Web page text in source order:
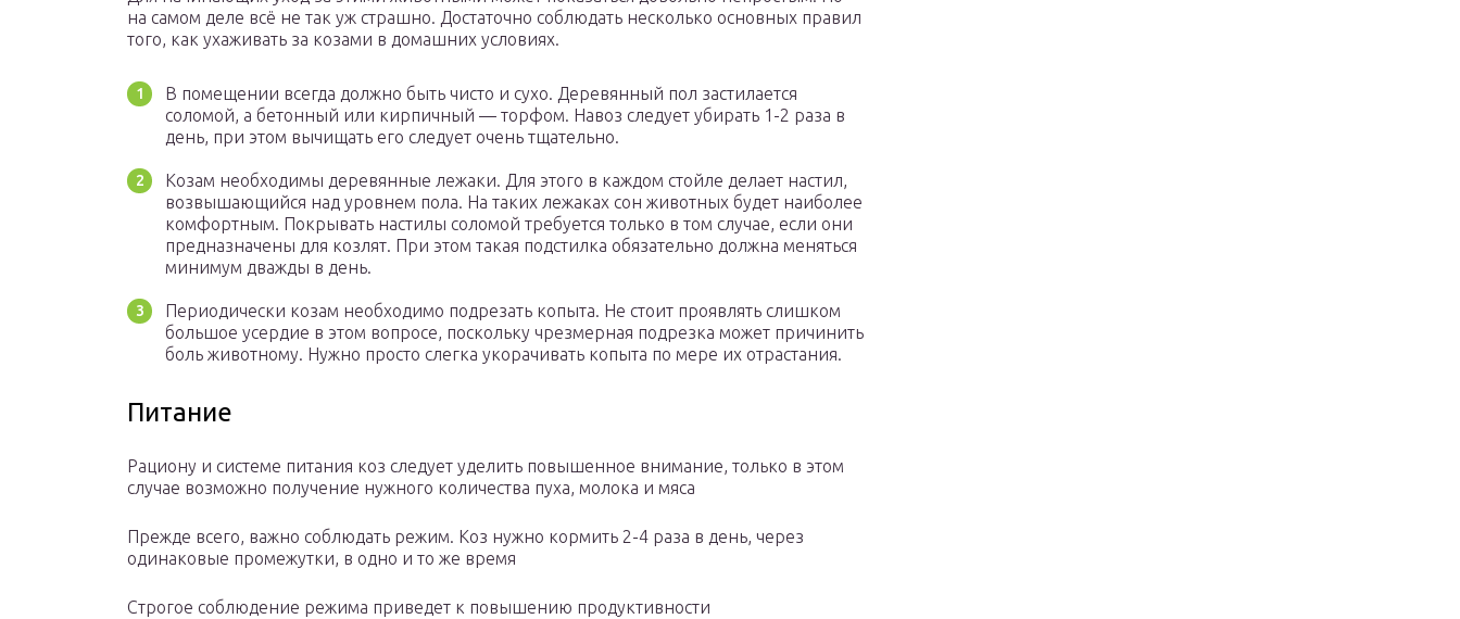
на самом деле всё не так уж страшно. Достаточно соблюдать несколько основных правил
того, как ухаживать за козами в домашних условиях.
В помещении всегда должно быть чисто и сухо. Деревянный пол застилается
соломой, а бетонный или кирпичный — торфом. Навоз следует убирать 1-2 раза в
день, при этом вычищать его следует очень тщательно.
Козам необходимы деревянные лежаки. Для этого в каждом стойле делает настил,
возвышающийся над уровнем пола. На таких лежаках сон животных будет наиболее
комфортным. Покрывать настилы соломой требуется только в том случае, если они
предназначены для козлят. При этом такая подстилка обязательно должна меняться
минимум дважды в день.
Периодически козам необходимо подрезать копыта. Не стоит проявлять слишком
большое усердие в этом вопросе, поскольку чрезмерная подрезка может причинить
боль животному. Нужно просто слегка укорачивать копыта по мере их отрастания.
Питание
Рациону и системе питания коз следует уделить повышенное внимание, только в этом
случае возможно получение нужного количества пуха, молока и мяса
Прежде всего, важно соблюдать режим. Коз нужно кормить 2-4 раза в день, через
одинаковые промежутки, в одно и то же время
Строгое соблюдение режима приведет к повышению продуктивности